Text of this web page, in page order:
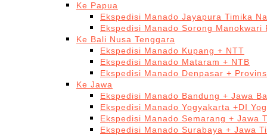
Ke Papua
Ekspedisi Manado Jayapura Timika
Ekspedisi Manado Sorong Manokwari
Ke Bali Nusa Tenggara
Ekspedisi Manado Kupang + NTT
Ekspedisi Manado Mataram + NTB
Ekspedisi Manado Denpasar +
Ke Jawa
Ekspedisi Manado Bandung + Jawa
Ekspedisi Manado Yogyakarta +DI
Ekspedisi Manado Semarang + Jawa
Ekspedisi Manado Surabaya + Jawa